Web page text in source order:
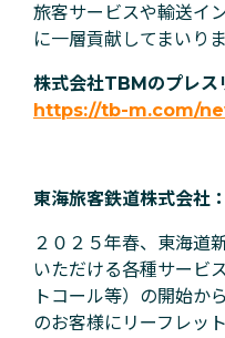
旅客サービスや輸送イ
に一層貢献してまいりま
株式会社TBMのプレス
https://tb-m.com/
東海旅客鉄道株式会社：
２０２５年春、東海道
いただける各種サービ
トコール等）の開始か
のお客様にリーフレッ